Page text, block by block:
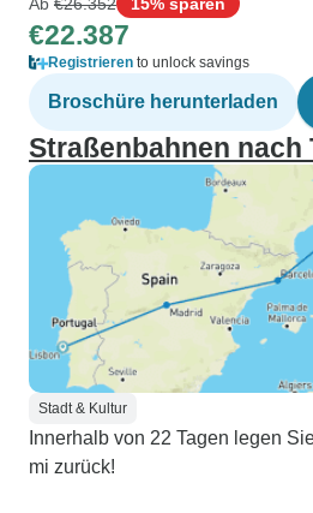
€22.387
Registrieren to unlock savings
Broschüre herunterladen
Straßenbahnen nach
Stadt & Kultur
Innerhalb von 22 Tagen legen
mi zurück!